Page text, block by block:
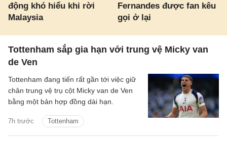
động khó hiểu khi rời
Malaysia
Fernandes được fan kêu
gọi ở lại
Tottenham sắp gia hạn với trung vệ Micky van
de Ven
7h trước Tottenham
Tottenham đang tiến rất gần tới việc giữ
chân trung vệ trụ cột Micky van de Ven
bằng một bản hợp đồng dài hạn.